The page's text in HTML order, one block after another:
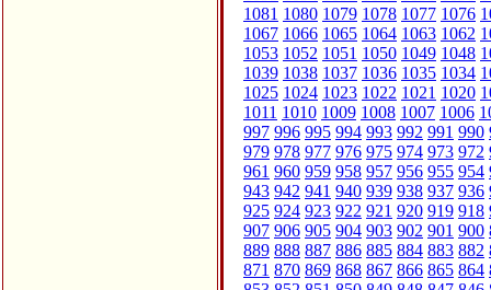
1081 1080 1079 1078 1077 1076
1067 1066 1065 1064 1063 1062
1053 1052 1051 1050 1049 1048
1039 1038 1037 1036 1035 1034
1025 1024 1023 1022 1021 1020
1011 1010 1009 1008 1007 1006
997 996 995 994 993 992 991 990
979 978 977 976 975 974 973 972
961 960 959 958 957 956 955 954
943 942 941 940 939 938 937 936
925 924 923 922 921 920 919 918
907 906 905 904 903 902 901 900
889 888 887 886 885 884 883 882
871 870 869 868 867 866 865 864